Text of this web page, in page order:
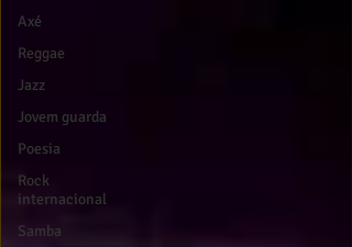
Axé
Reggae
Jazz
Jovem guarda
Poesia
Rock
internacional
Samba